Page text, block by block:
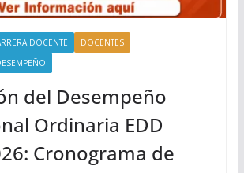
DOCENTE
DOCENTES
del Desempeño
Ordinaria EDD
Cronograma de